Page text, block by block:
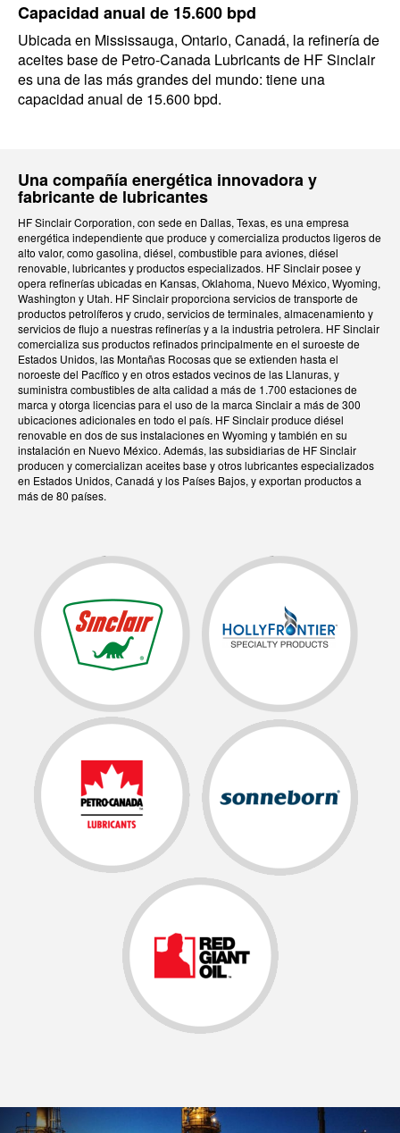
Capacidad anual de 15.600 bpd
Ubicada en Mississauga, Ontario, Canadá, la refinería de
aceites base de Petro-Canada Lubricants de HF Sinclair
es una de las más grandes del mundo: tiene una
capacidad anual de 15.600 bpd.
Una compañía energética innovadora y
fabricante de lubricantes
HF Sinclair Corporation, con sede en Dallas, Texas, es una empresa
energética independiente que produce y comercializa productos ligeros de
alto valor, como gasolina, diésel, combustible para aviones, diésel
renovable, lubricantes y productos especializados. HF Sinclair posee y
opera refinerías ubicadas en Kansas, Oklahoma, Nuevo México, Wyoming,
Washington y Utah. HF Sinclair proporciona servicios de transporte de
productos petrolíferos y crudo, servicios de terminales, almacenamiento y
servicios de flujo a nuestras refinerías y a la industria petrolera. HF Sinclair
comercializa sus productos refinados principalmente en el suroeste de
Estados Unidos, las Montañas Rocosas que se extienden hasta el
noroeste del Pacífico y en otros estados vecinos de las Llanuras, y
suministra combustibles de alta calidad a más de 1.700 estaciones de
marca y otorga licencias para el uso de la marca Sinclair a más de 300
ubicaciones adicionales en todo el país. HF Sinclair produce diésel
renovable en dos de sus instalaciones en Wyoming y también en su
instalación en Nuevo México. Además, las subsidiarias de HF Sinclair
producen y comercializan aceites base y otros lubricantes especializados
en Estados Unidos, Canadá y los Países Bajos, y exportan productos a
más de 80 países.